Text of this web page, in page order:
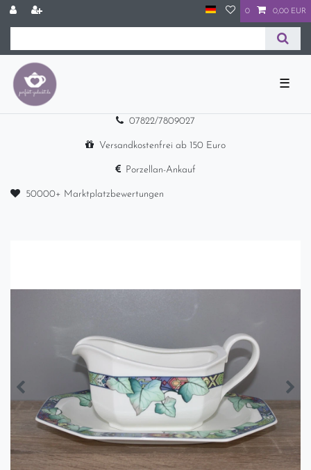
0 0,00 EUR
☰
07822/7809027
Versandkostenfrei ab 150 Euro
Porzellan-Ankauf
50000+ Marktplatzbewertungen